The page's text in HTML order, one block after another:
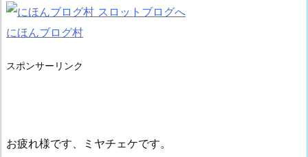
にほんブログ村
スポンサーリンク
お疲れ様です、ミヤチェケです。